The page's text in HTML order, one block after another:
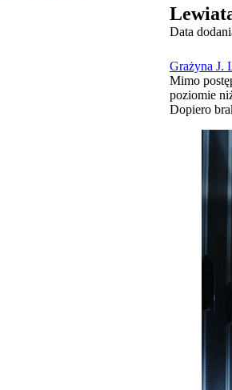
Data
Grażyna J.
Mimo
poziomie
Dopiero